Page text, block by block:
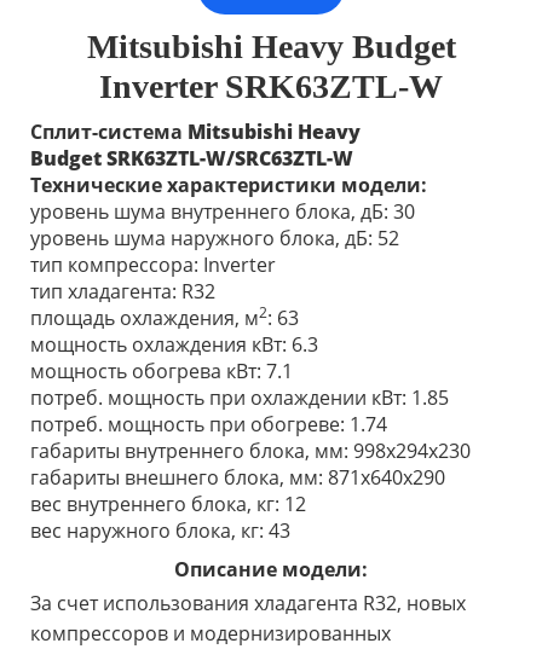
Mitsubishi Heavy Budget
Inverter SRK63ZTL-W
Сплит-система Mitsubishi Heavy
BudgetSRK63ZTL-W/SRC63ZTL-W
Технические характеристики модели:
уровень шума внутреннего блока, дБ: 30
уровень шума наружного блока, дБ: 52
тип компрессора: Inverter
тип хладагента: R32
площадь охлаждения, м2: 63
мощность охлаждения кВт: 6.3
мощность обогрева кВт: 7.1
потреб. мощность при охлаждении кВт: 1.85
потреб. мощность при обогреве: 1.74
габариты внутреннего блока, мм: 998x294x230
габариты внешнего блока, мм: 871х640х290
вес внутреннего блока, кг: 12
вес наружного блока, кг: 43
Описание модели:
За счет использования хладагента R32, новых
компрессоров и модернизированных